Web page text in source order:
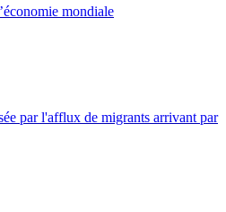
mondiale
par l'afflux de migrants arrivant par